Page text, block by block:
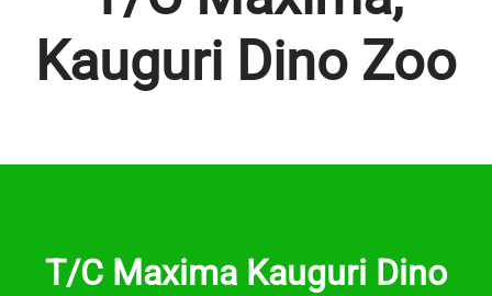
Kauguri Dino Zoo
T/C Maxima Kauguri Dino